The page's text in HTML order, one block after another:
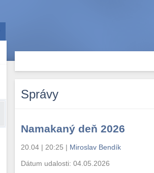
Správy
Namakaný deň 2026
20.04 | 20:25 | Miroslav Bendík
Dátum udalosti:04.05.2026